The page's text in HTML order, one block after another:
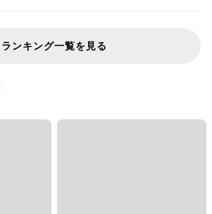
ランキング一覧を見る